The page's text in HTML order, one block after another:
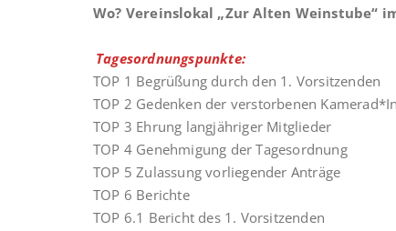
Wo? Vereinslokal „Zur Alten Weinstube“
Tagesordnungspunkte:
TOP 1 Begrüßung durch den 1. Vorsitzenden
TOP 2 Gedenken der verstorbenen
TOP 3 Ehrung langjähriger Mitglieder
TOP 4 Genehmigung der Tagesordnung
TOP 5 Zulassung vorliegender Anträge
TOP 6 Berichte
TOP 6.1 Bericht des 1. Vorsitzenden